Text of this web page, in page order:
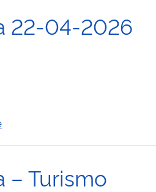
22-04-2026
– Turismo